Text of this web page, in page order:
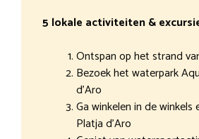
5 lokale activiteiten &
Ontspan op het strand
Bezoek het waterpark
d’Aro
Ga winkelen in de winkels
Platja d’Aro